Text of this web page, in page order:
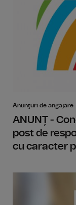
Anunţuri de angajare
ANUNȚ -
post de
cu caracter